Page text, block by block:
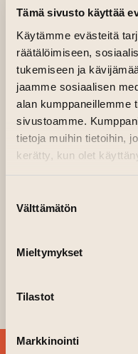
Tämä sivusto käyttää
Käytämme evästeitä
räätälöimiseen,
tukemiseen ja
jaamme sosiaalisen
alan kumppaneillemme
sivustoamme.
tietoja muihin tietoihin,
kerätty, kun olet
valinta
Välttämätön
Mieltymykset
Tilastot
Markkinointi
01.09.2024 kl.
Main hall, 2nd
Meet the artist
Overflow III
September